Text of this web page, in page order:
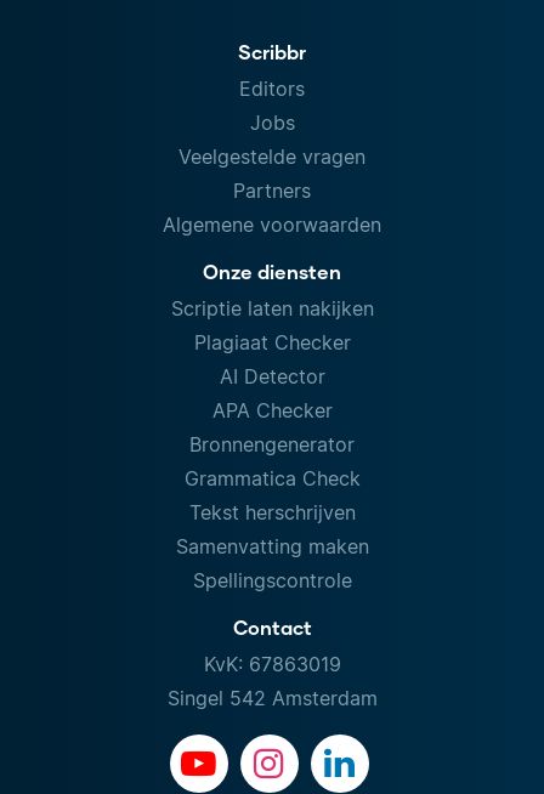
Scribbr
Editors
Jobs
Veelgestelde vragen
Partners
Algemene voorwaarden
Onze diensten
Scriptie laten nakijken
Plagiaat Checker
AI Detector
APA Checker
Bronnengenerator
Grammatica Check
Tekst herschrijven
Samenvatting maken
Spellingscontrole
Contact
KvK: 67863019
Singel 542 Amsterdam